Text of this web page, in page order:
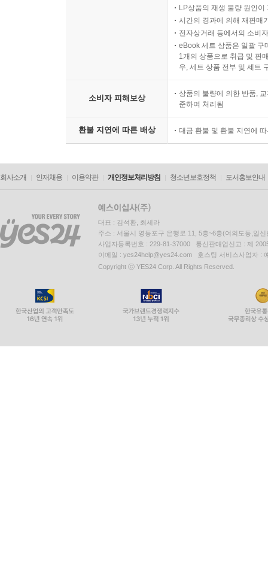
LP상품의 재생 불량 원인
시간의 경과에 의해 재판매
전자상거래 등에서의 소비
eBook 세트 상품은 일괄 구
1개의 상품으로 취급 및 판
우, 세트 상품 전부 및 세트
소비자 피해보상
상품의 불량에 의한 반품,
준하여 처리됨
환불 지연에 따른 배상 대금 환불 및 환불 지연에
회사소개 인재채용 이용약관 개인정보처리방침 청소년보호정책 도서홍보안내
대표 : 김석환, 최세라
주소 : 서울시 영등포구 은행로 11, 5층~6층(여의도동,일신
사업자등록번호 : 229-81-37000 통신판매업신고 : 제
이메일 : yes24help@yes24.com 호스팅 서비스사업자 :
Copyright ⓒ YES24 Corp. All Rights Reserved.